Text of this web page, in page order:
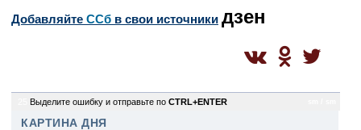
Добавляйте CСб в свои источники дзен
Выделите ошибку и отправьте по CTRL+ENTER
КАРТИНА ДНЯ